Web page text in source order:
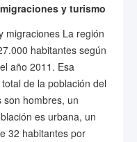
y turismo
migraciones La región
habitantes según
año 2011. Esa
de la población del
son hombres, un
es urbana, un
32 habitantes por